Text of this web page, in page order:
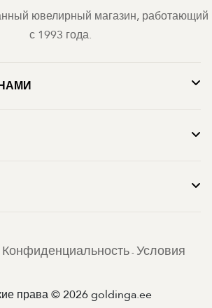
ювелирный магазин, работающий
с 1993 года.
Конфиденциальность - Условия
права © 2026 goldinga.ee